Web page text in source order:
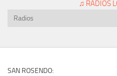
♫ RADIOS
SAN ROSENDO: